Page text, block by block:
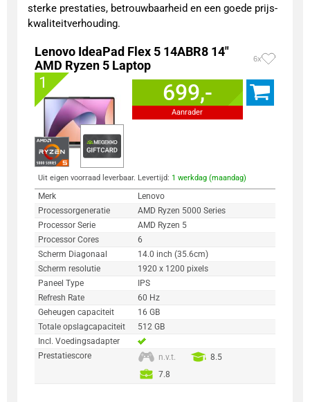
sterke prestaties, betrouwbaarheid en een goede prijs-
kwaliteitverhouding.
Lenovo IdeaPad Flex 5 14ABR8 14"
AMD Ryzen 5 Laptop
6x
1 699,-
Aanrader
Uit eigen voorraad leverbaar. Levertijd: 1 werkdag (maandag)
Merk
Lenovo
Processorgeneratie
AMD Ryzen 5000 Series
Processor Serie
AMD Ryzen 5
Processor Cores
6
Scherm Diagonaal
14.0 inch (35.6cm)
Scherm resolutie
1920 x 1200 pixels
Paneel Type
IPS
Refresh Rate
60 Hz
Geheugen capaciteit
16 GB
Totale opslagcapaciteit
512 GB
Incl. Voedingsadapter
Prestatiescore
n.v.t.
8.5
7.8